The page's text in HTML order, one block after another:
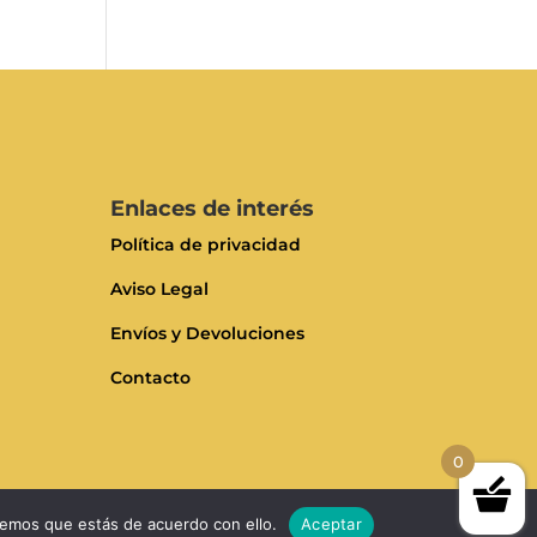
Enlaces de interés
Política de privacidad
Aviso Legal
Envíos y Devoluciones
Contacto
0
que estás de acuerdo con ello. Aceptar